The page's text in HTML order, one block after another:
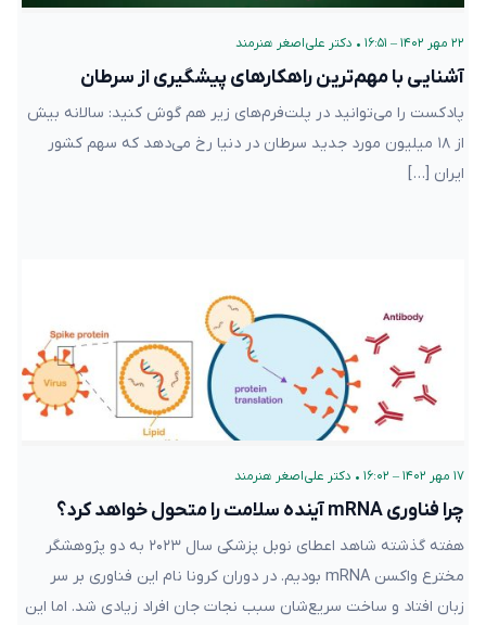
۲۲ مهر ۱۴۰۲ – ۱۶:۵۱ • دکتر علی‌اصغر هنرمند
آشنایی با مهم‌ترین راهکارهای پیشگیری از سرطان
پادکست را می‌توانید در پلت‌فرم‌های زیر هم گوش کنید: سالانه بیش
از ۱۸ میلیون مورد جدید سرطان در دنیا رخ می‌دهد که سهم کشور
ایران […]
۱۷ مهر ۱۴۰۲ – ۱۶:۰۲ • دکتر علی‌اصغر هنرمند
چرا فناوری mRNA آینده سلامت را متحول خواهد کرد؟
هفته گذشته شاهد اعطای نوبل پزشکی سال ۲۰۲۳ به دو پژوهشگر
مخترع واکسن mRNA بودیم. در دوران کرونا نام این فناوری بر سر
زبان‌ افتاد و ساخت سریع‌شان سبب نجات جان افراد زیادی شد. اما این